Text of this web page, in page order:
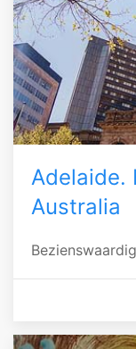
Adelaide.
Australia